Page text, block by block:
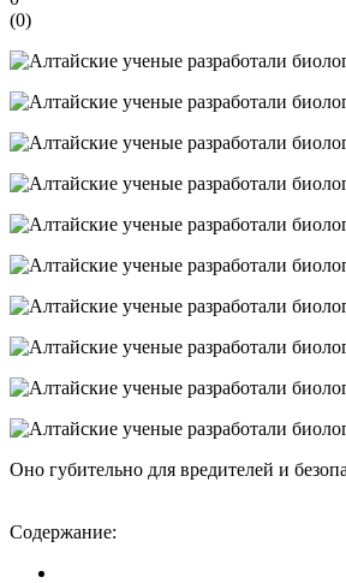
(0)
Оно губительно для вредителей и
Содержание: